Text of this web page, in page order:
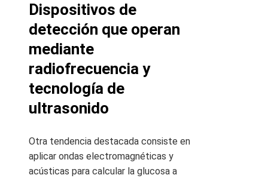
Dispositivos de
detección que operan
mediante
radiofrecuencia y
tecnología de
ultrasonido
Otra tendencia destacada consiste en
aplicar ondas electromagnéticas y
acústicas para calcular la glucosa a